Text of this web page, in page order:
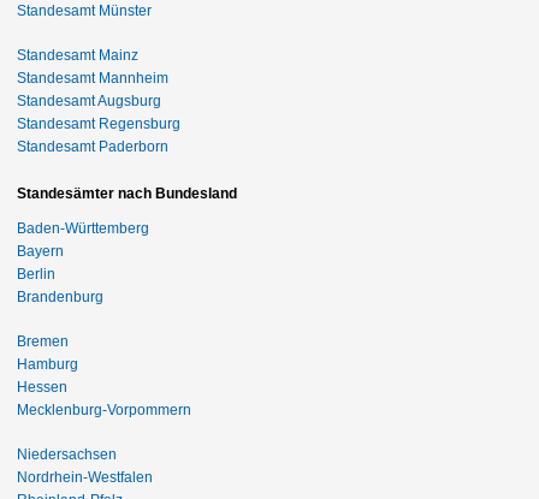
Standesamt Münster
Standesamt Mainz
Standesamt Mannheim
Standesamt Augsburg
Standesamt Regensburg
Standesamt Paderborn
Standesämter nach Bundesland
Baden-Württemberg
Bayern
Berlin
Brandenburg
Bremen
Hamburg
Hessen
Mecklenburg-Vorpommern
Niedersachsen
Nordrhein-Westfalen